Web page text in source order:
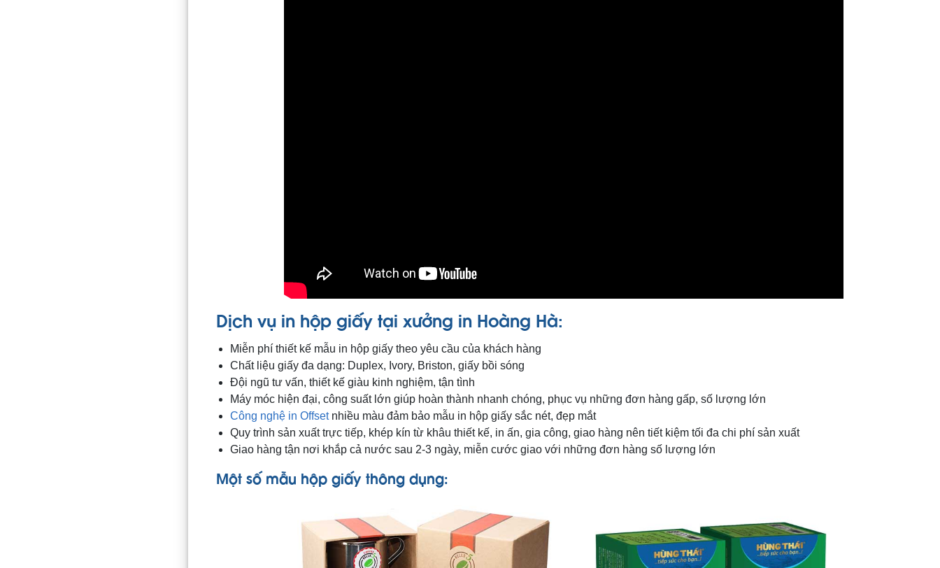
Dịch vụ in hộp giấy tại xưởng in Hoàng Hà:
Miễn phí thiết kế mẫu in hộp giấy theo yêu cầu của khách hàng
Chất liệu giấy đa dạng: Duplex, Ivory, Briston, giấy bồi sóng
Đội ngũ tư vấn, thiết kế giàu kinh nghiệm, tận tình
Máy móc hiện đại, công suất lớn giúp hoàn thành nhanh chóng, phục vụ những đơn hàng gấp, số lượng lớn
Công nghệ in Offsetnhiều màu đảm bảo mẫu in hộp giấy sắc nét, đẹp mắt
Quy trình sản xuất trực tiếp, khép kín từ khâu thiết kế, in ấn, gia công, giao hàng nên tiết kiệm tối đa chi phí sản xuất
Giao hàng tận nơi khắp cả nước sau 2-3 ngày, miễn cước giao với những đơn hàng số lượng lớn
Một số mẫu hộp giấy thông dụng: